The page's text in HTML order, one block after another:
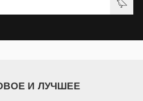
И ЛУЧШЕЕ